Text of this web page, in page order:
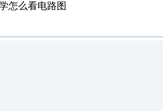
学怎么看电路图